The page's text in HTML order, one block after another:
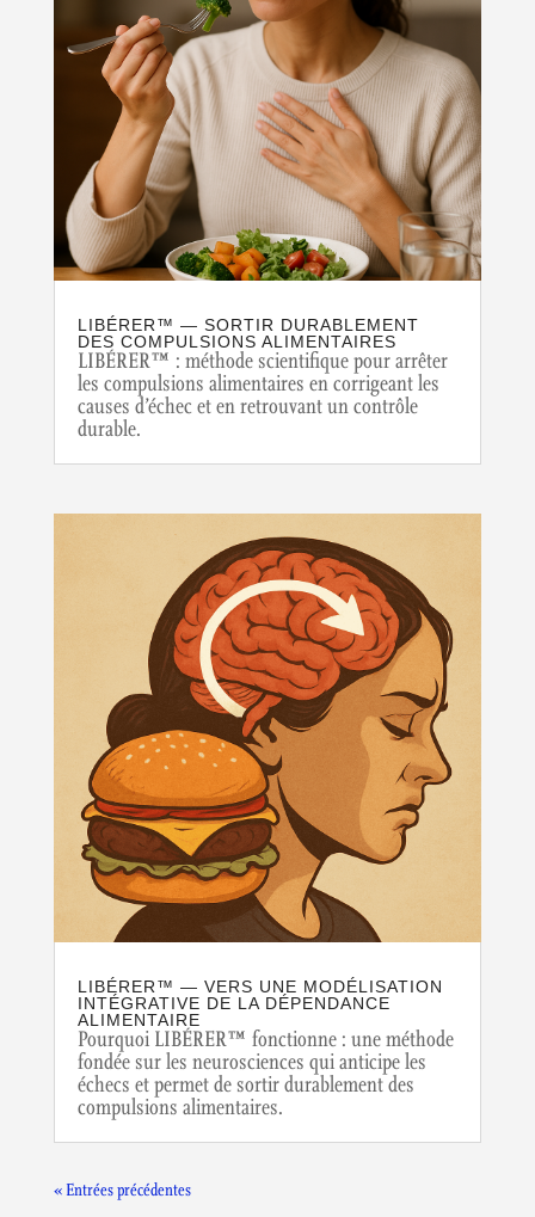
LIBÉRER™ — SORTIR DURABLEMENT
DES COMPULSIONS ALIMENTAIRES
LIBÉRER™ : méthode scientifique pour arrêter
les compulsions alimentaires en corrigeant les
causes d’échec et en retrouvant un contrôle
durable.
LIBÉRER™ — VERS UNE MODÉLISATION
INTÉGRATIVE DE LA DÉPENDANCE
ALIMENTAIRE
Pourquoi LIBÉRER™ fonctionne : une méthode
fondée sur les neurosciences qui anticipe les
échecs et permet de sortir durablement des
compulsions alimentaires.
« Entrées précédentes